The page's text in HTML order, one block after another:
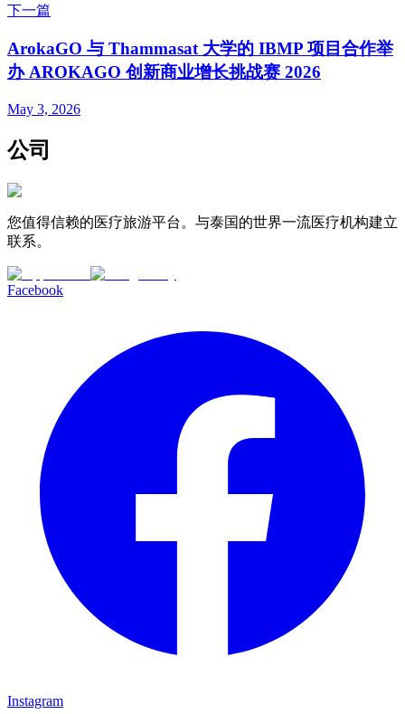
下一篇
ArokaGO 与 Thammasat 大学的 IBMP 项目合作举
办 AROKAGO 创新商业增长挑战赛 2026
May 3, 2026
公司
您值得信赖的医疗旅游平台。与泰国的世界一流医疗机构建立
联系。
Facebook
Instagram